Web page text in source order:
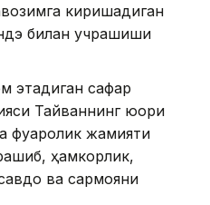
киришадиган
билан учрашиши
этадиган сафар
Тайваннинг юқори
фуқаролик жамияти
ҳамкорлик,
ва сармояни